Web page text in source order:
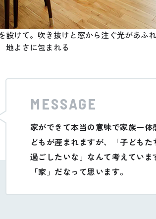
けて。吹き抜けと窓から注ぐ光があふ
地よさに包まれる
MESSAGE
家ができて本当の意味で家族一
どもが産まれますが、「子ども
過ごしたいな」なんて考えてい
「家」だなって思います。